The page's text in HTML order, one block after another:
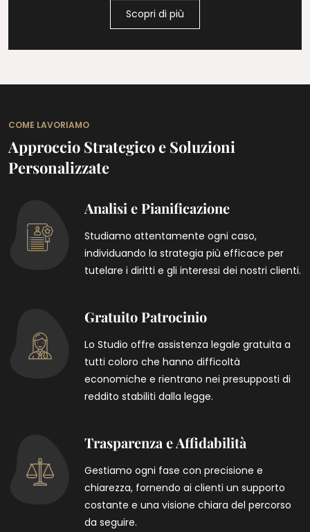
Scopri di più
COME LAVORIAMO
Approccio Strategico e Soluzioni
Personalizzate
Analisi e Pianificazione
Studiamo attentamente ogni caso,
individuando la strategia più efficace per
tutelare i diritti e gli interessi dei nostri clienti.
Gratuito Patrocinio
Lo Studio offre assistenza legale gratuita a
tutti coloro che hanno difficoltà
economiche e rientrano nei presupposti di
reddito stabiliti dalla legge.
Trasparenza e Affidabilità
Gestiamo ogni fase con precisione e
chiarezza, fornendo ai clienti un supporto
costante e una visione chiara del percorso
da seguire.